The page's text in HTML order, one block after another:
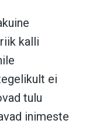
kalli
ei
tulu
inimeste